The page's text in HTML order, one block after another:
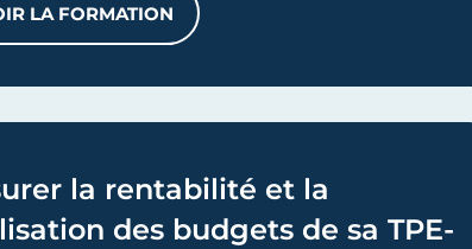
LA FORMATION
ASSURER LA COMPTABILITÉ GÉNÉRALE
la rentabilité et la
des budgets de sa TPE-